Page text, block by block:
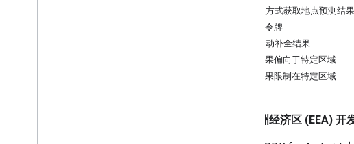
以编程方式获取地点预测结果
会话令牌
限制自动补全结果
使结果偏向于特定区域
将结果限制在特定区域
欧洲经济区 (EEA) 开